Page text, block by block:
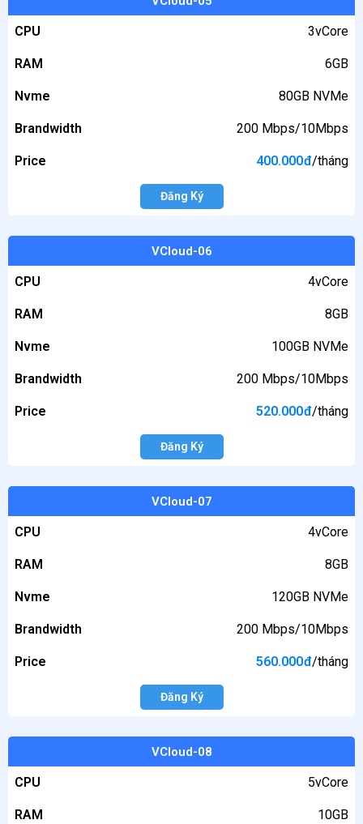
CPU 3vCore
RAM 6GB
Nvme 80GB NVMe
Brandwidth 200 Mbps/10Mbps
Price 400.000đ/tháng
Đăng Ký
VCloud-06
CPU 4vCore
RAM 8GB
Nvme 100GB NVMe
Brandwidth 200 Mbps/10Mbps
Price 520.000đ/tháng
Đăng Ký
VCloud-07
CPU 4vCore
RAM 8GB
Nvme 120GB NVMe
Brandwidth 200 Mbps/10Mbps
Price 560.000đ/tháng
Đăng Ký
VCloud-08
CPU 5vCore
RAM 10GB